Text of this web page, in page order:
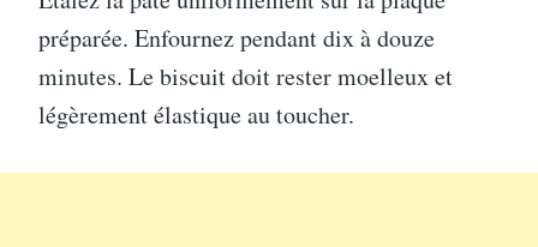
préparée. Enfournez pendant dix à douze
minutes. Le biscuit doit rester moelleux et
légèrement élastique au toucher.